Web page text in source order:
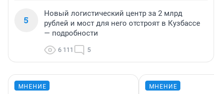
5
Новый логистический центр за 2 млрд
рублей и мост для него отстроят в Кузбассе
— подробности
6 111 5
МНЕНИЕ МНЕНИЕ